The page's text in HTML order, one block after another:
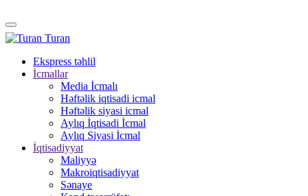
Turan
Ekspress təhlil
İcmallar
Media İcmalı
Həftəlik iqtisadi icmal
Həftəlik siyasi icmal
Aylıq İqtisadi İcmal
Aylıq Siyasi İcmal
İqtisadiyyat
Maliyyə
Makroiqtisadiyyat
Sənaye